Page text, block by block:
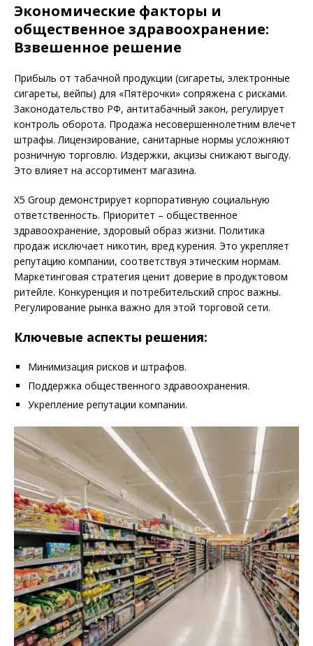
Экономические факторы и
общественное здравоохранение:
Взвешенное решение
Прибыль от табачной продукции (сигареты, электронные
сигареты, вейпы) для «Пятёрочки» сопряжена с рисками.
Законодательство РФ, антитабачный закон, регулирует
контроль оборота. Продажа несовершеннолетним влечет
штрафы. Лицензирование, санитарные нормы усложняют
розничную торговлю. Издержки, акцизы снижают выгоду.
Это влияет на ассортимент магазина.
X5 Group демонстрирует корпоративную социальную
ответственность. Приоритет – общественное
здравоохранение, здоровый образ жизни. Политика
продаж исключает никотин, вред курения. Это укрепляет
репутацию компании, соответствуя этическим нормам.
Маркетинговая стратегия ценит доверие в продуктовом
ритейле. Конкуренция и потребительский спрос важны.
Регулирование рынка важно для этой торговой сети.
Ключевые аспекты решения:
Минимизация рисков и штрафов.
Поддержка общественного здравоохранения.
Укрепление репутации компании.